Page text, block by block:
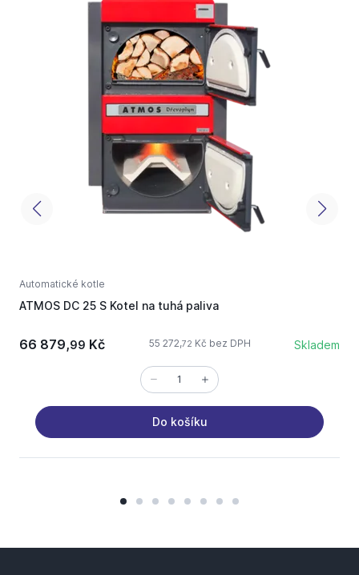
Automatické kotle
ATMOS DC 25 S Kotel na tuhá paliva
66 879,99 Kč 55 272,72 Kč bez DPH Skladem
Do košíku